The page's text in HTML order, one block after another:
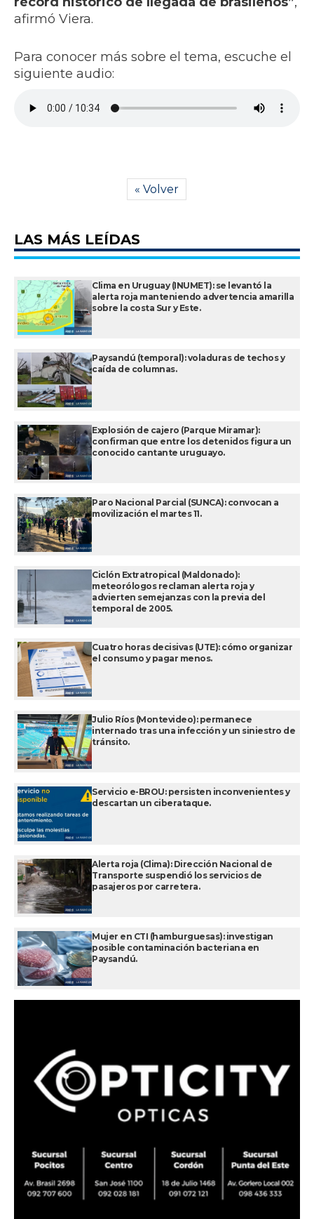
afirmó Viera.
Para conocer más sobre el tema, escuche el
siguiente audio:
« Volver
LAS MÁS LEÍDAS
Clima en Uruguay (INUMET): se levantó la
alerta roja manteniendo advertencia amarilla
sobre la costa Sur y Este.
Paysandú (temporal): voladuras de techos y
caída de columnas.
Explosión de cajero (Parque Miramar):
confirman que entre los detenidos figura un
conocido cantante uruguayo.
Paro Nacional Parcial (SUNCA): convocan a
movilización el martes 11.
Ciclón Extratropical (Maldonado):
meteorólogos reclaman alerta roja y
advierten semejanzas con la previa del
temporal de 2005.
Cuatro horas decisivas (UTE): cómo organizar
el consumo y pagar menos.
Julio Ríos (Montevideo): permanece
internado tras una infección y un siniestro de
tránsito.
Servicio e-BROU: persisten inconvenientes y
descartan un ciberataque.
Alerta roja (Clima): Dirección Nacional de
Transporte suspendió los servicios de
pasajeros por carretera.
Mujer en CTI (hamburguesas): investigan
posible contaminación bacteriana en
Paysandú.